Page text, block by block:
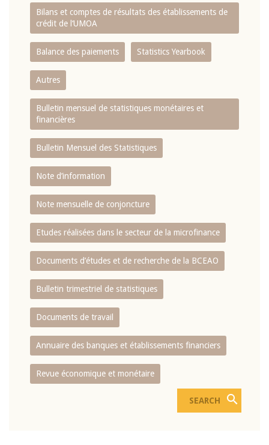
Bilans et comptes de résultats des établissements de
crédit de l‘UMOA
Balance des paiements Statistics Yearbook
Autres
Bulletin mensuel de statistiques monétaires et
financières
Bulletin Mensuel des Statistiques
Note d’information
Note mensuelle de conjoncture
Etudes réalisées dans le secteur de la microfinance
Documents d’études et de recherche de la BCEAO
Bulletin trimestriel de statistiques
Documents de travail
Annuaire des banques et établissements financiers
Revue économique et monétaire